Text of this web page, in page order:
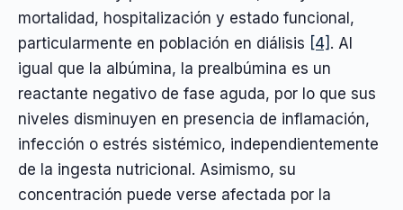
mortalidad, hospitalización y estado funcional,
particularmente en población en diálisis [4] . Al
igual que la albúmina, la prealbúmina es un
reactante negativo de fase aguda, por lo que sus
niveles disminuyen en presencia de inflamación,
infección o estrés sistémico, independientemente
de la ingesta nutricional. Asimismo, su
concentración puede verse afectada por la